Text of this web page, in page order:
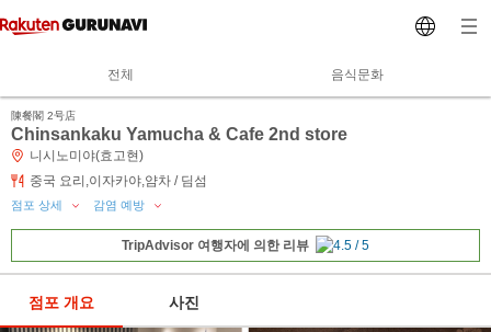
전체 음식문화
陳餐閣 2号店
Chinsankaku Yamucha & Cafe 2nd store
니시노미야(효고현)
중국 요리,이자카야,얌차 / 딤섬
점포 상세 감염 예방
TripAdvisor 여행자에 의한 리뷰
점포 개요 사진